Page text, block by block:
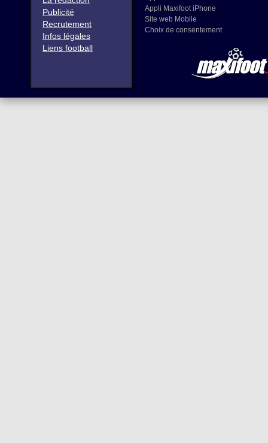
Publicité
Recrutement
Infos légales
Liens football
Appli Maxifoot iPhone
Site web Mobile
Choix de consentement